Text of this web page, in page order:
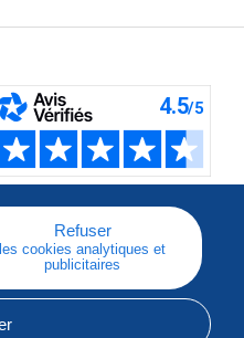
Refuser
les cookies analytiques et
publicitaires